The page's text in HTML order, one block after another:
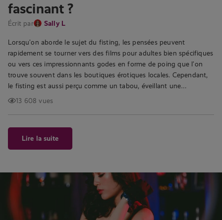
fascinant ?
Écrit par Sally L
Lorsqu’on aborde le sujet du fisting, les pensées peuvent
rapidement se tourner vers des films pour adultes bien spécifiques
ou vers ces impressionnants godes en forme de poing que l’on
trouve souvent dans les boutiques érotiques locales. Cependant,
le fisting est aussi perçu comme un tabou, éveillant une…
13 608 vues
Lire la suite